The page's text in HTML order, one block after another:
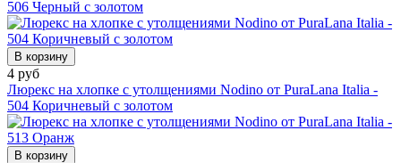
506 Черный с золотом
В корзину
4 руб
Люрекс на хлопке с утолщениями Nodino от PuraLana Italia -
504 Коричневый с золотом
В корзину